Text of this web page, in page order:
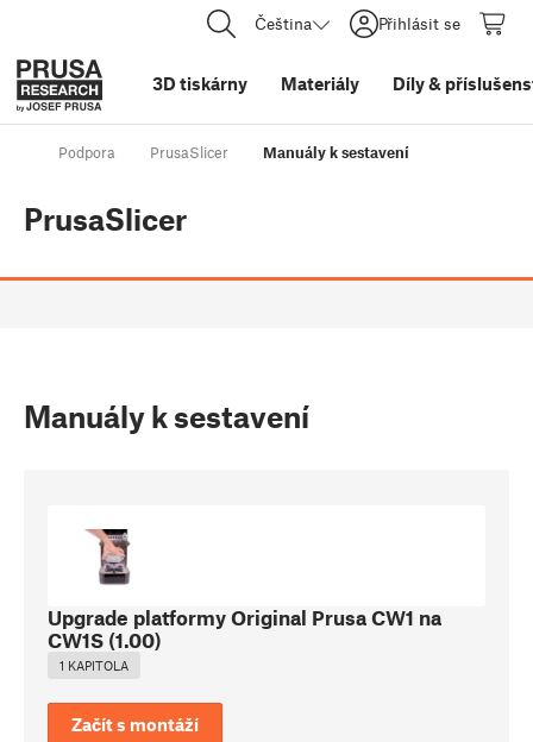
Čeština Přihlásit se
3D tiskárny Materiály Díly&
Podpora PrusaSlicer Manuály k sestavení
PrusaSlicer
Manuály k sestavení
Upgrade platformy Original Prusa CW1 na
CW1S (1.00)
1 KAPITOLA
Začít s montáží